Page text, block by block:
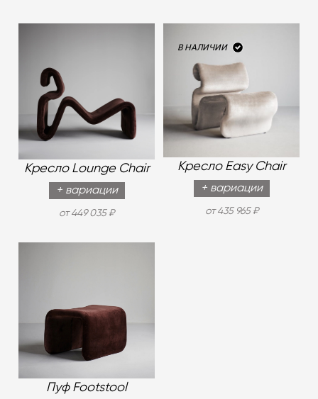
Кресло Lounge Chair
+ вариации
от 449 035 ₽
В НАЛИЧИИ
Кресло Easy Chair
+ вариации
от 435 965 ₽
Пуф Footstool